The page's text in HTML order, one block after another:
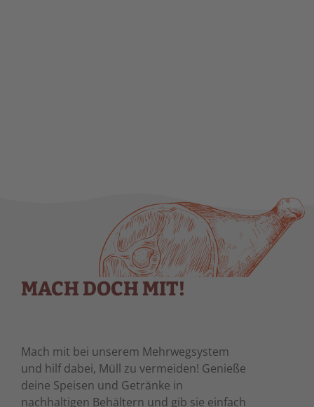
MACH DOCH MIT!
Mach mit bei unserem Mehrwegsystem
und hilf dabei, Müll zu vermeiden! Genieße
deine Speisen und Getränke in
nachhaltigen Behältern und gib sie einfach